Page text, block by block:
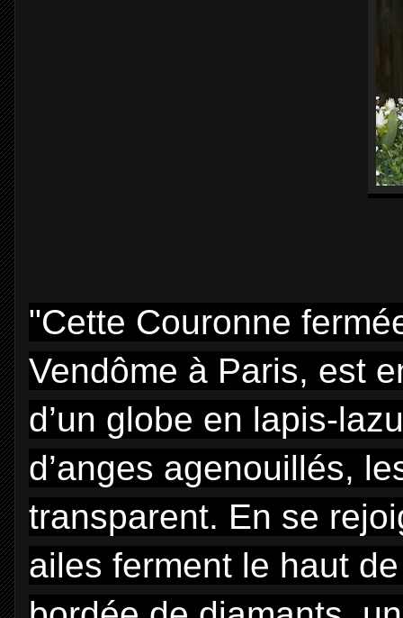
"Cette Couronne
Vendôme à Paris, est
d’un globe en lapis-
d’anges agenouillés,
transparent. En se
ailes ferment le haut